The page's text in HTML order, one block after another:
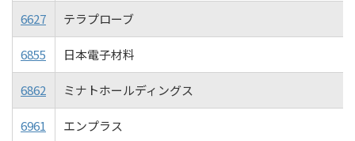
6627 テラプローブ
6855 日本電子材料
6862 ミナトホールディングス
6961 エンプラス